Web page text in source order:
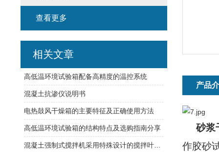
产品
砂浆
作胶砂
查看更多
相关文章
高低温环境试验箱配备高精度的温控系统
混凝土抗渗仪说明书
电热鼓风干燥箱的主要特征及正确使用方法
高低温环境试验箱的结构特点及选购指南分享